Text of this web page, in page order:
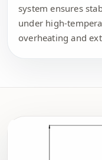
system ensures
under high-
overheating and